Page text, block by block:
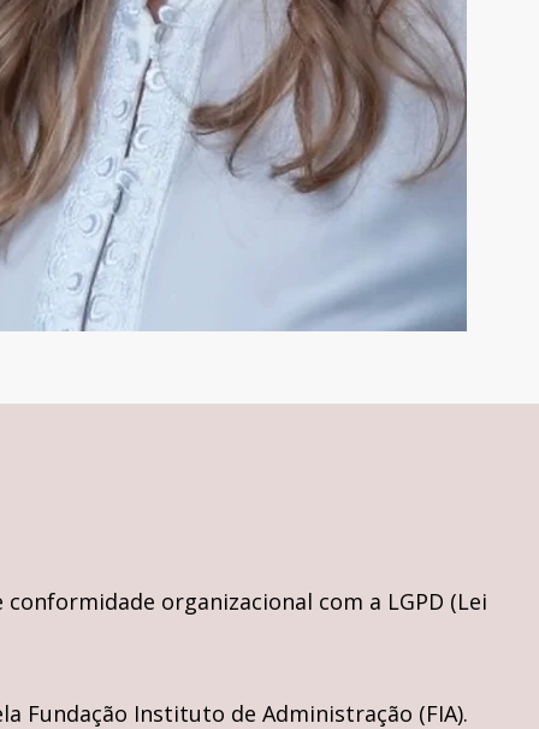
organizacional com a LGPD (Lei
Fundação Instituto de Administração (FIA).